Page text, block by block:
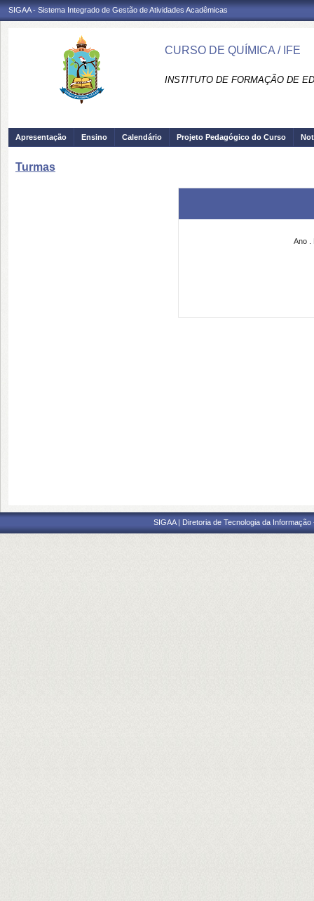
SIGAA - Sistema Integrado de Gestão de Atividades Acadêmicas
CURSO DE QUÍMICA / IFE
INSTITUTO DE FORMAÇÃO DE
Apresentação Ensino Calendário Projeto Pedagógico do Curso
Turmas
Ano
SIGAA | Diretoria de Tecnologia da